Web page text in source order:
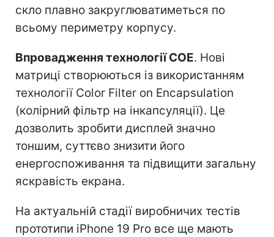
скло плавно закруглюватиметься по
всьому периметру корпусу.
Впровадження технології COE. Нові
матриці створюються із використанням
технології Color Filter on Encapsulation
(колірний фільтр на інкапсуляції). Це
дозволить зробити дисплей значно
тоншим, суттєво знизити його
енергоспоживання та підвищити загальну
яскравість екрана.
На актуальній стадії виробничих тестів
прототипи iPhone 19 Pro все ще мають